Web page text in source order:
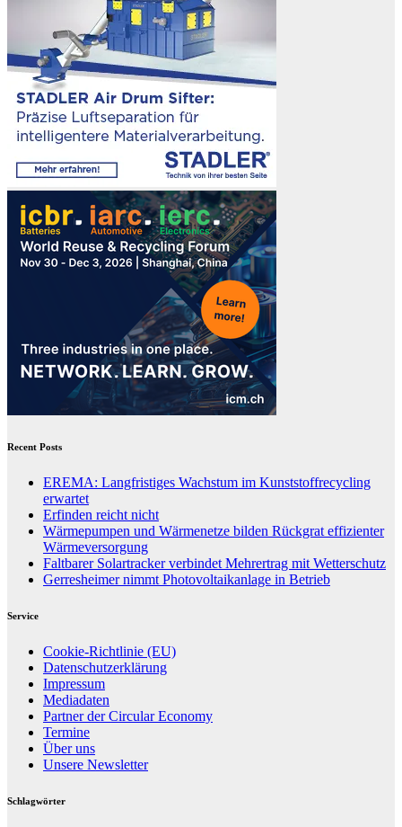
Recent Posts
EREMA: Langfristiges Wachstum im Kunststoffrecycling
erwartet
Erfinden reicht nicht
Wärmepumpen und Wärmenetze bilden Rückgrat effizienter
Wärmeversorgung
Faltbarer Solartracker verbindet Mehrertrag mit Wetterschutz
Gerresheimer nimmt Photovoltaikanlage in Betrieb
Service
Cookie-Richtlinie (EU)
Datenschutzerklärung
Impressum
Mediadaten
Partner der Circular Economy
Termine
Über uns
Unsere Newsletter
Schlagwörter